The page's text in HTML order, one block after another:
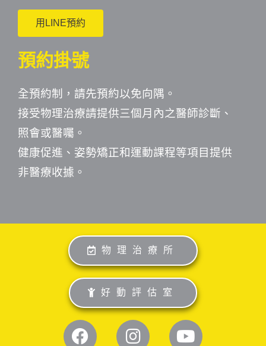
用LINE預約
預約掛號
全預約制，請先預約以免向隅。
接受物理治療請提供三個月內之醫師診斷、
照會或醫囑。
健康促進、姿勢矯正和運動課程等項目提供
非醫療收據。
物理治療所
好動評估室